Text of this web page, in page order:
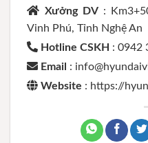
Xưởng DV :
Vinh Phú, Tỉnh Nghệ An
Hotline CSKH : 0942
Email :
Website : https://